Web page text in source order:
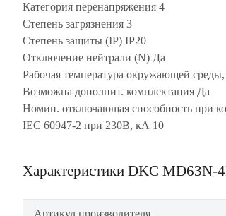
Категория перенапряжения 4
Степень загрязнения 3
Степень защиты (IP) IP20
Отключение нейтрали (N) Да
Рабочая температура окружающей
Возможна дополнит. комплектация Да
Номин. отключающая способность при
IEC 60947-2 при 230В, кА 10
Характеристики DKC MD63N-
Артикул производителя